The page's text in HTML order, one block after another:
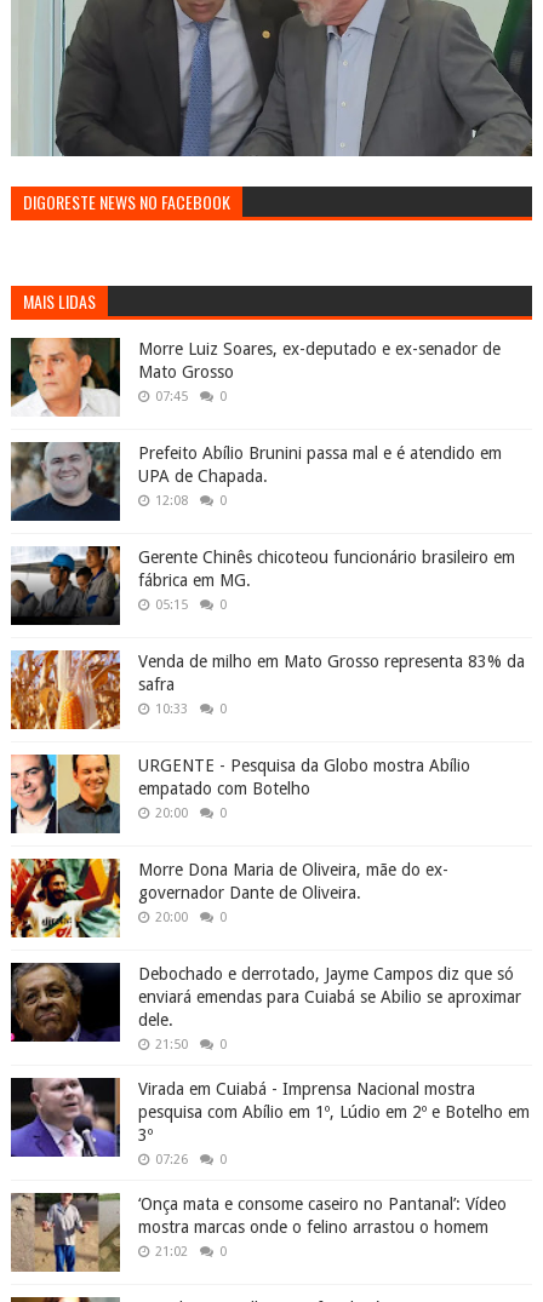
DIGORESTE NEWS NO FACEBOOK
MAIS LIDAS
Morre Luiz Soares, ex-deputado e ex-senador de
Mato Grosso
07:45 0
Prefeito Abílio Brunini passa mal e é atendido em
UPA de Chapada.
12:08 0
Gerente Chinês chicoteou funcionário brasileiro em
fábrica em MG.
05:15 0
Venda de milho em Mato Grosso representa 83% da
safra
10:33 0
URGENTE - Pesquisa da Globo mostra Abílio
empatado com Botelho
20:00 0
Morre Dona Maria de Oliveira, mãe do ex-
governador Dante de Oliveira.
20:00 0
Debochado e derrotado, Jayme Campos diz que só
enviará emendas para Cuiabá se Abilio se aproximar
dele.
21:50 0
Virada em Cuiabá - Imprensa Nacional mostra
pesquisa com Abílio em 1º, Lúdio em 2º e Botelho em
3º
07:26 0
‘Onça mata e consome caseiro no Pantanal’: Vídeo
mostra marcas onde o felino arrastou o homem
21:02 0